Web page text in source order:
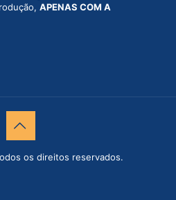
APENAS COM A
os direitos reservados.